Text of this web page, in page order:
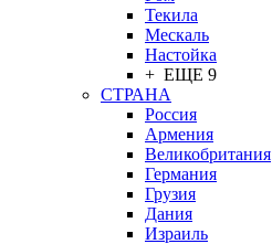
Текила
Мескаль
Настойка
+ ЕЩЕ 9
СТРАНА
Россия
Армения
Великобритания
Германия
Грузия
Дания
Израиль